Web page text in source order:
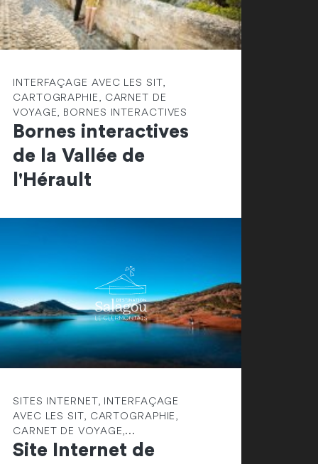
INTERFAÇAGE AVEC LES SIT,
CARTOGRAPHIE, CARNET DE
VOYAGE, BORNES INTERACTIVES
Bornes interactives
de la Vallée de
l'Hérault
SITES INTERNET, INTERFAÇAGE
AVEC LES SIT, CARTOGRAPHIE,
CARNET DE VOYAGE,...
Site Internet de